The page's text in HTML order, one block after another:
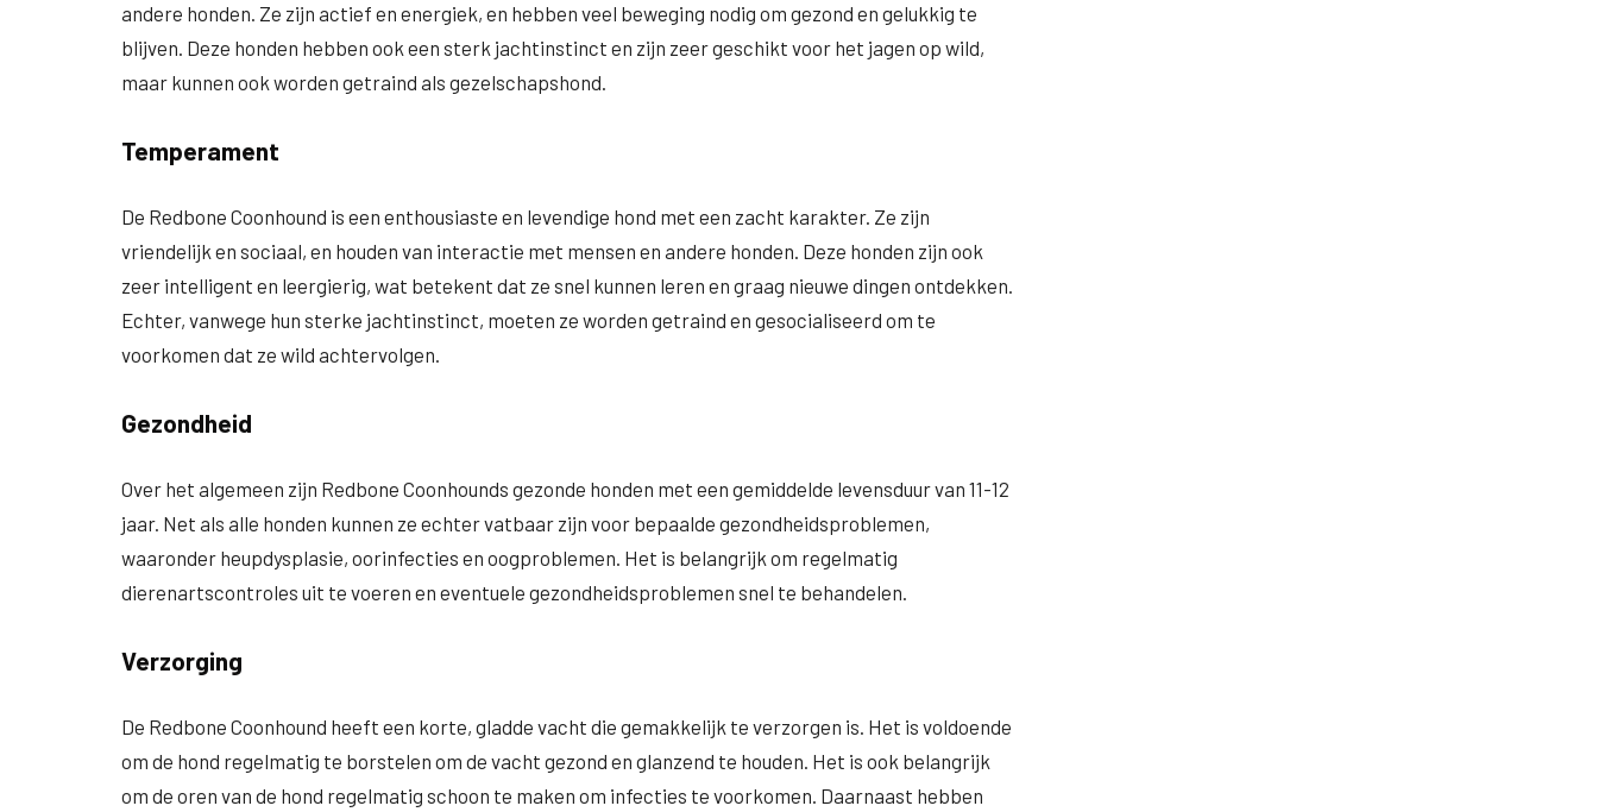
andere honden. Ze zijn actief en energiek, en hebben veel beweging nodig om gezond en gelukkig te
blijven. Deze honden hebben ook een sterk jachtinstinct en zijn zeer geschikt voor het jagen op wild,
maar kunnen ook worden getraind als gezelschapshond.
Temperament
De Redbone Coonhound is een enthousiaste en levendige hond met een zacht karakter. Ze zijn
vriendelijk en sociaal, en houden van interactie met mensen en andere honden. Deze honden zijn ook
zeer intelligent en leergierig, wat betekent dat ze snel kunnen leren en graag nieuwe dingen ontdekken.
Echter, vanwege hun sterke jachtinstinct, moeten ze worden getraind en gesocialiseerd om te
voorkomen dat ze wild achtervolgen.
Gezondheid
Over het algemeen zijn Redbone Coonhounds gezonde honden met een gemiddelde levensduur van 11-12
jaar. Net als alle honden kunnen ze echter vatbaar zijn voor bepaalde gezondheidsproblemen,
waaronder heupdysplasie, oorinfecties en oogproblemen. Het is belangrijk om regelmatig
dierenartscontroles uit te voeren en eventuele gezondheidsproblemen snel te behandelen.
Verzorging
De Redbone Coonhound heeft een korte, gladde vacht die gemakkelijk te verzorgen is. Het is voldoende
om de hond regelmatig te borstelen om de vacht gezond en glanzend te houden. Het is ook belangrijk
om de oren van de hond regelmatig schoon te maken om infecties te voorkomen. Daarnaast hebben